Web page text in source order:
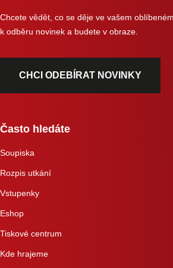
Chcete vědět, co se děje ve vašem
k odběru novinek a budete v obraze.
CHCI ODEBÍRAT NOVINKY
Často hledáte
Soupiska
Rozpis utkání
Vstupenky
Eshop
Tiskové centrum
Kde hrajeme